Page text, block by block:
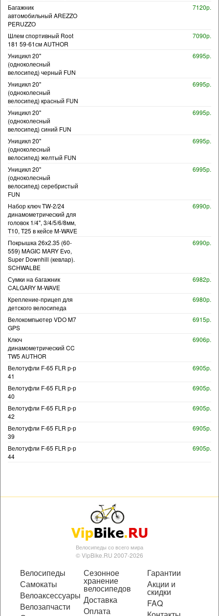
Багажник
автомобильный AREZZO
PERUZZO
7120р.
Шлем спортивный Root
181 59-61см AUTHOR
7090р.
Уницикл 20"
(одноколесный
велосипед) черный FUN
6995р.
Уницикл 20"
(одноколесный
велосипед) красный FUN
6995р.
Уницикл 20"
(одноколесный
велосипед) синий FUN
6995р.
Уницикл 20"
(одноколесный
велосипед) желтый FUN
6995р.
Уницикл 20"
(одноколесный
велосипед) серебристый
FUN
6995р.
Набор ключ TW-2/24
динамометрический для
головок 1/4", 3/4/5/6/8мм,
T10, T25 в кейсе M-WAVE
6990р.
Покрышка 26x2.35 (60-
559) MAGIC MARY Evo,
Super Downhill (кевлар).
SCHWALBE
6990р.
Сумки на багажник
CALGARY M-WAVE
6982р.
Крепление-прицеп для
детского велосипеда
6980р.
Велокомпьютер VDO M7
GPS
6915р.
Ключ
динамометрический CC
TW5 AUTHOR
6906р.
Велотуфли F-65 FLR р-р
41
6905р.
Велотуфли F-65 FLR р-р
40
6905р.
Велотуфли F-65 FLR р-р
42
6905р.
Велотуфли F-65 FLR р-р
39
6905р.
Велотуфли F-65 FLR р-р
44
6905р.
Велосипеды со всего мира
© VipBike.RU 2007-2026
Велосипеды
Самокаты
Велоаксессуары
Велозапчасти
Сезонное
хранение
велосипедов
Доставка
Оплата
Гарантии
Акции и
скидки
FAQ